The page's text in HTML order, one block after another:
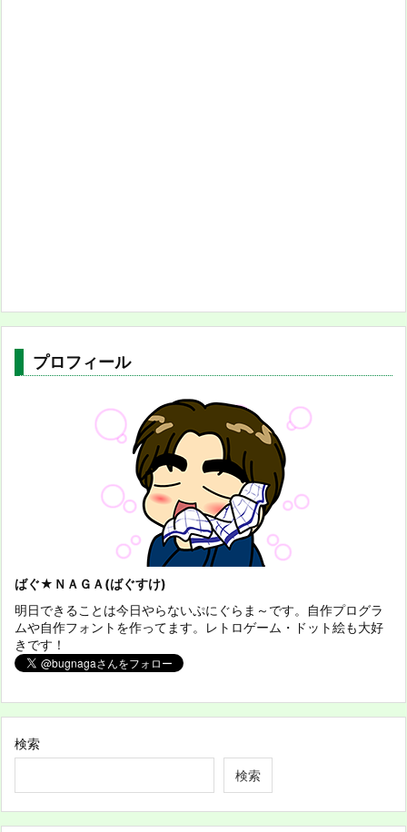
プロフィール
ばぐ★ＮＡＧＡ(ばぐすけ)
明日できることは今日やらないぷにぐらま～です。自作プログラ
ムや自作フォントを作ってます。レトロゲーム・ドット絵も大好
きです！
検索
検索